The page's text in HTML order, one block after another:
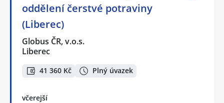
oddělení čerstvé potraviny
(Liberec)
Globus ČR, v.o.s.
Liberec
41 360 Kč Plný úvazek
včerejší